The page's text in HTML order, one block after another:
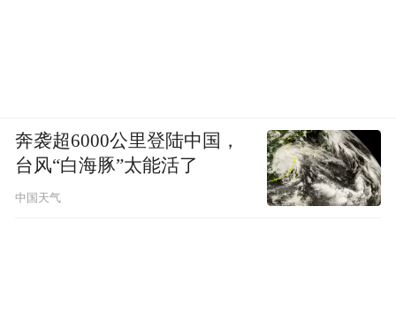
奔袭超6000公里登陆中国，
台风“白海豚”太能活了
中国天气